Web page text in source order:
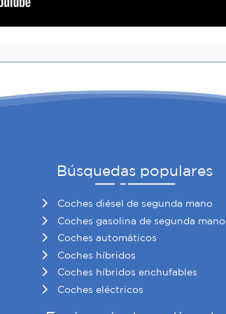
Búsquedas populares
Coches diésel de segunda mano
Coches gasolina de segunda mano
Coches automáticos
Coches híbridos
Coches híbridos enchufables
Coches eléctricos